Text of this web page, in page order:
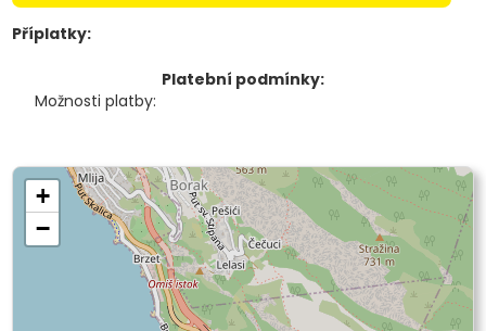
Příplatky:
Platební podmínky:
Možnosti platby:
+
−